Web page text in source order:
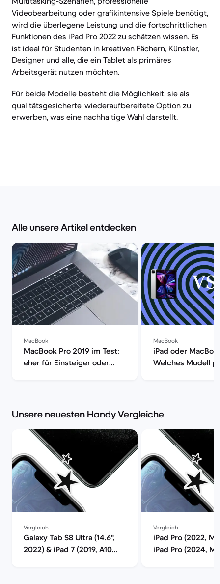
Videobearbeitung oder grafikintensive Spiele benötigt,
wird die überlegene Leistung und die fortschrittlichen
Funktionen des iPad Pro 2022 zu schätzen wissen. Es
ist ideal für Studenten in kreativen Fächern, Künstler,
Designer und alle, die ein Tablet als primäres
Arbeitsgerät nutzen möchten.
Für beide Modelle besteht die Möglichkeit, sie als
qualitätsgesicherte, wiederaufbereitete Option zu
erwerben, was eine nachhaltige Wahl darstellt.
Alle unsere Artikel entdecken
MacBook
MacBook Pro 2019 im Test:
eher für Einsteiger oder
MacBook
iPad oder
Welches Modell
Unsere neuesten Handy Vergleiche
Vergleich
Galaxy Tab S8 Ultra (14.6",
2022) & iPad 7 (2019, A10
Vergleich
iPad Pro (2022,
iPad Pro (2024,